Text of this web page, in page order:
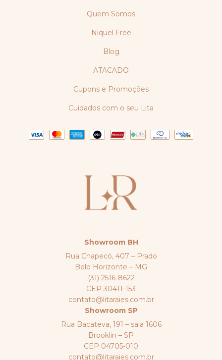
Quem Somos
Niquel Free
Blog
ATACADO
Cupons e Promoções
Cuidados com o seu Lita
Showroom BH
Rua Chapecó, 407 – Prado
Belo Horizonte – MG
(31) 2516-8622
CEP 30411-153
contato@litaraies.com.br
Showroom SP
Rua Bacateva, 191 – sala 1606
Brooklin – SP
CEP 04705-010
contato@litaraies.com.br